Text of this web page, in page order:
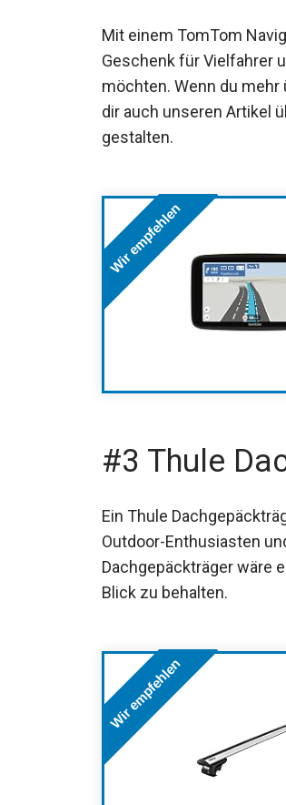
Mit einem TomTom
Geschenk für Vielfahrer
möchten. Wenn du
dir auch unseren Artikel
gestalten.
Wir empfehlen
#3 Thule
Ein Thule
Outdoor-Enthusiasten
Dachgepäckträger wäre
Blick zu behalten.
Wir empfehlen